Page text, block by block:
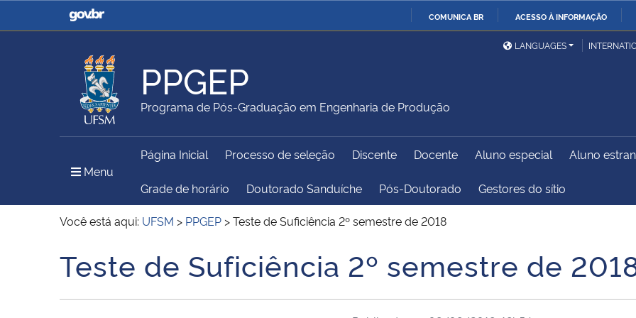
COMUNICA BR ACESSO À INFORMAÇÃO
Casa Civil
Ministério da Justiça e
Ministério da Defesa
Ministério das Relações
Exteriores
Ministério da Agricultura,
Pecuária e Abastecimento
Ministério da Educação
Ministério do Meio Ambiente
Desenvolvimento Regional
Controladoria-Geral da
União
Institucional
LANGUAGES
PPGEP
Programa de Pós-Graduação em Engenharia de Produção
Menu
Página Inicial Processo de seleção Discente Docente Aluno especial Aluno
Grade de horário Doutorado Sanduíche Pós-Doutorado Gestores do sítio
Você está aqui: UFSM > PPGEP >Teste de Suficiência 2º semestre de 2018
Início do conteúdo
Teste de Suficiência 2º semestre de